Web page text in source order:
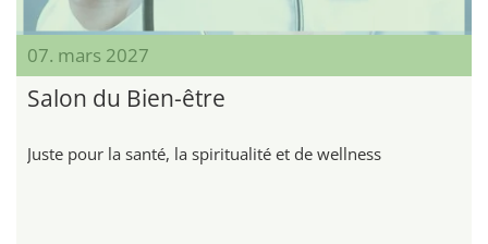
07. mars 2027
Salon du Bien-être
Juste pour la santé, la spiritualité et de wellness